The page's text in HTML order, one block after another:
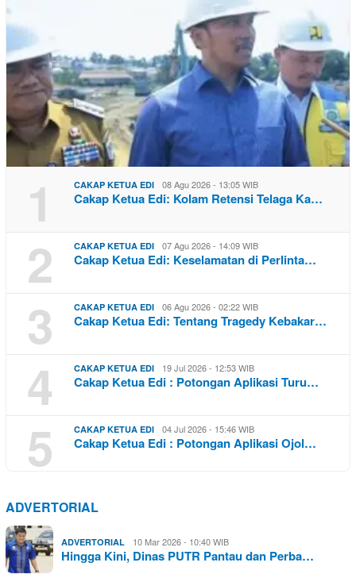
1 CAKAP KETUA EDI 08 Agu 2026 - 13:05 WIB
Cakap Ketua Edi: Kolam Retensi Telaga Ka…
2 CAKAP KETUA EDI 07 Agu 2026 - 14:09 WIB
Cakap Ketua Edi: Keselamatan di Perlinta…
3 CAKAP KETUA EDI 06 Agu 2026 - 02:22 WIB
Cakap Ketua Edi: Tentang Tragedy Kebakar…
4 CAKAP KETUA EDI 19 Jul 2026 - 12:53 WIB
Cakap Ketua Edi : Potongan Aplikasi Turu…
5 CAKAP KETUA EDI 04 Jul 2026 - 15:46 WIB
Cakap Ketua Edi : Potongan Aplikasi Ojol…
ADVERTORIAL
ADVERTORIAL 10 Mar 2026 - 10:40 WIB
Hingga Kini, Dinas PUTR Pantau dan Perba…